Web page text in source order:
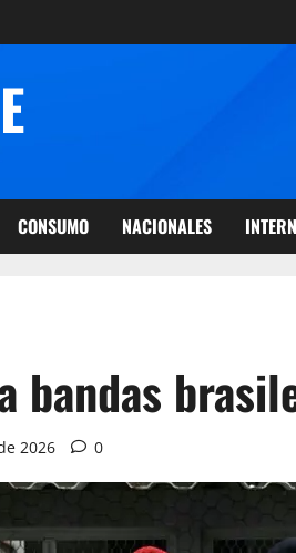
CONSUMO NACIONALES
bandas
2026 0